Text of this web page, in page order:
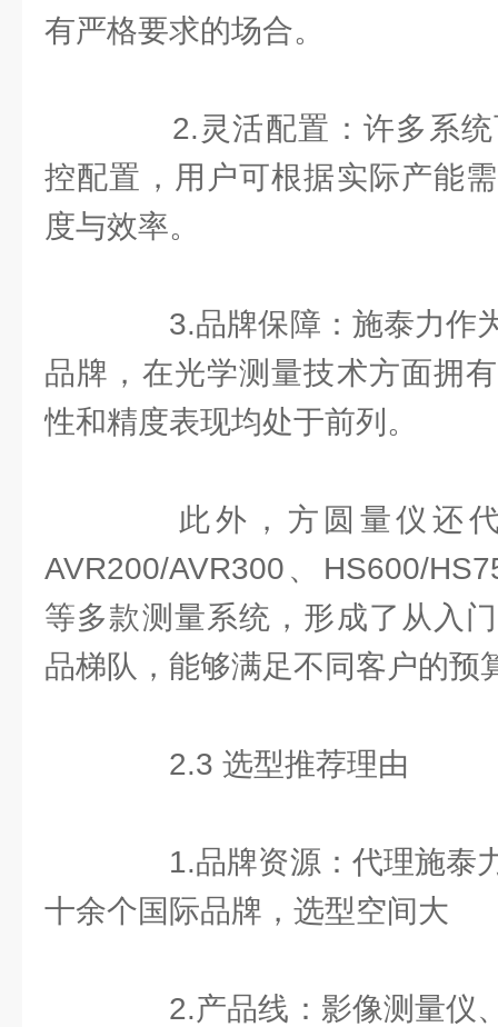
有严格要求的场合。
2.灵活配置：许多系统
控配置，用户可根据实际产能
度与效率。
3.品牌保障：施泰力作
品牌，在光学测量技术方面拥
性和精度表现均处于前列。
此外，方圆量仪还代
AVR200/AVR300、HS600/
等多款测量系统，形成了从入
品梯队，能够满足不同客户的预
2.3 选型推荐理由
1.品牌资源：代理施泰
十余个国际品牌，选型空间大
2.产品线：影像测量仪